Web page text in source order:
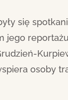
się
jego
osoby